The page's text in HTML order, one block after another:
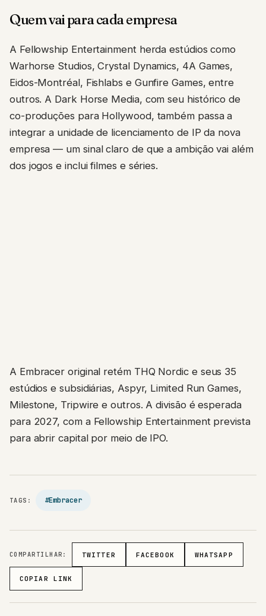
Quem vai para cada empresa
A Fellowship Entertainment herda estúdios como
Warhorse Studios, Crystal Dynamics, 4A Games,
Eidos-Montréal, Fishlabs e Gunfire Games, entre
outros. A Dark Horse Media, com seu histórico de
co-produções para Hollywood, também passa a
integrar a unidade de licenciamento de IP da nova
empresa — um sinal claro de que a ambição vai além
dos jogos e inclui filmes e séries.
A Embracer original retém THQ Nordic e seus 35
estúdios e subsidiárias, Aspyr, Limited Run Games,
Milestone, Tripwire e outros. A divisão é esperada
para 2027, com a Fellowship Entertainment prevista
para abrir capital por meio de IPO.
TAGS: #Embracer
COMPARTILHAR: TWITTER FACEBOOK WHATSAPP
COPIAR LINK